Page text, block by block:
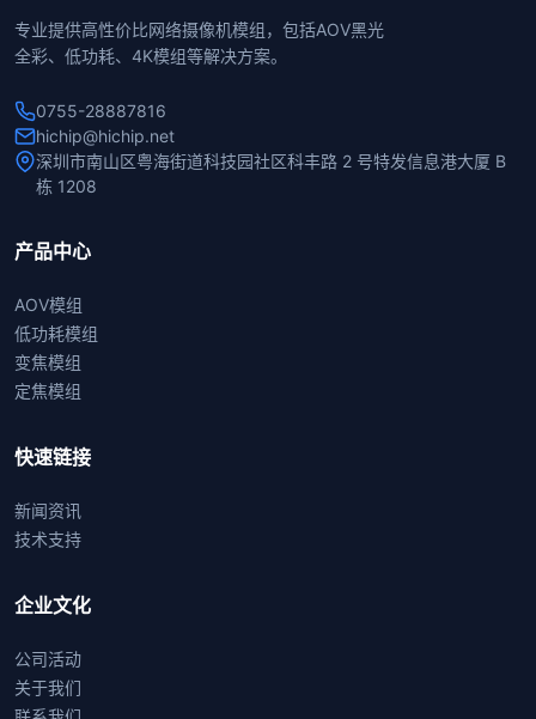
专业提供高性价比网络摄像机模组，包括AOV黑光
全彩、低功耗、4K模组等解决方案。
0755-28887816
hichip@hichip.net
深圳市南山区粤海街道科技园社区科丰路 2 号特发信息港大厦 B
栋 1208
产品中心
AOV模组
低功耗模组
变焦模组
定焦模组
快速链接
新闻资讯
技术支持
企业文化
公司活动
关于我们